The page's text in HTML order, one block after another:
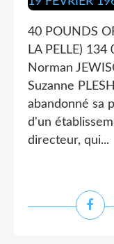
40 POUNDS
LA PELLE)
Norman
Suzanne
abandonné sa
d'un
directeur, qui...